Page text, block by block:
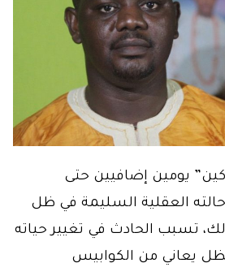
يومين إضافيين حتى
العقلية السليمة في ظل
تسبب الحادث في تغيير حياته
يعاني من الكوابيس